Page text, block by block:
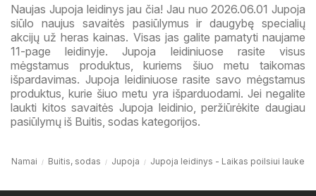
Naujas Jupoja leidinys jau čia! Jau nuo 2026.06.01 Jupoja
siūlo naujus savaitės pasiūlymus ir daugybę specialių
akcijų už heras kainas. Visas jas galite pamatyti naujame
11-page leidinyje. Jupoja leidiniuose rasite visus
mėgstamus produktus, kuriems šiuo metu taikomas
išpardavimas. Jupoja leidiniuose rasite savo mėgstamus
produktus, kurie šiuo metu yra išparduodami. Jei negalite
laukti kitos savaitės Jupoja leidinio, peržiūrėkite daugiau
pasiūlymų iš Buitis, sodas kategorijos.
Namai Buitis, sodas Jupoja Jupoja leidinys - Laikas poilsiui lauke